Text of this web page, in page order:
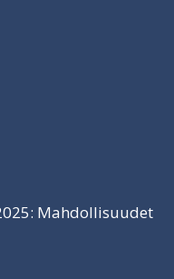
Mahdollisuudet